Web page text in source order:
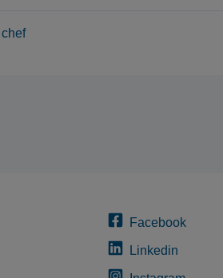
Facebook
Linkedin